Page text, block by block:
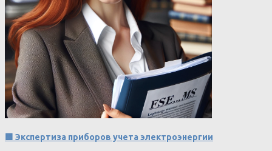
🟩 Экспертиза приборов учета электроэнергии